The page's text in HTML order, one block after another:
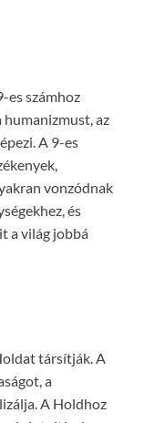
es számhoz
humanizmust, az
A 9-es
vonzódnak
és
a világ jobbá
társítják. A
a
A Holdhoz